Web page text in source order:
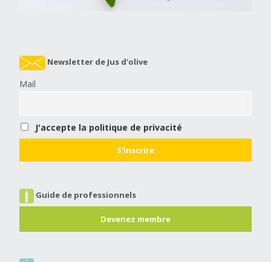
Newsletter de Jus d'olive
Mail
J'accepte la politique de privacité
Guide de professionnels
Devenez membre